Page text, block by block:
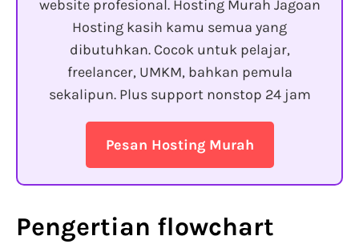
website profesional. Hosting Murah Jagoan
Hosting kasih kamu semua yang
dibutuhkan. Cocok untuk pelajar,
freelancer, UMKM, bahkan pemula
sekalipun. Plus support nonstop 24 jam
Pesan Hosting Murah
Pengertian flowchart